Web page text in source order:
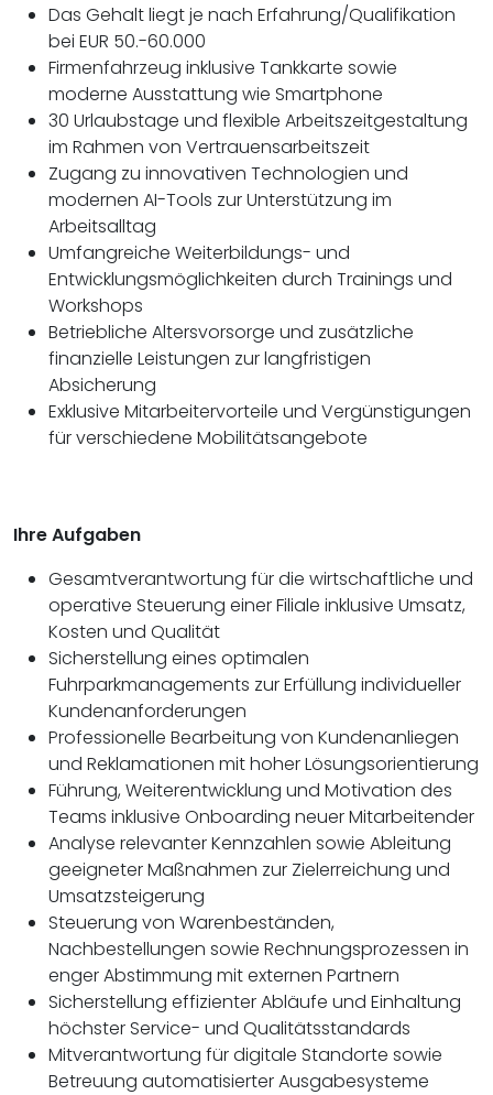
Das Gehalt liegt je nach Erfahrung/Qualifikation
bei EUR 50.-60.000
Firmenfahrzeug inklusive Tankkarte sowie
moderne Ausstattung wie Smartphone
30 Urlaubstage und flexible Arbeitszeitgestaltung
im Rahmen von Vertrauensarbeitszeit
Zugang zu innovativen Technologien und
modernen AI-Tools zur Unterstützung im
Arbeitsalltag
Umfangreiche Weiterbildungs- und
Entwicklungsmöglichkeiten durch Trainings und
Workshops
Betriebliche Altersvorsorge und zusätzliche
finanzielle Leistungen zur langfristigen
Absicherung
Exklusive Mitarbeitervorteile und Vergünstigungen
für verschiedene Mobilitätsangebote
Ihre Aufgaben
Gesamtverantwortung für die wirtschaftliche und
operative Steuerung einer Filiale inklusive Umsatz,
Kosten und Qualität
Sicherstellung eines optimalen
Fuhrparkmanagements zur Erfüllung individueller
Kundenanforderungen
Professionelle Bearbeitung von Kundenanliegen
und Reklamationen mit hoher Lösungsorientierung
Führung, Weiterentwicklung und Motivation des
Teams inklusive Onboarding neuer Mitarbeitender
Analyse relevanter Kennzahlen sowie Ableitung
geeigneter Maßnahmen zur Zielerreichung und
Umsatzsteigerung
Steuerung von Warenbeständen,
Nachbestellungen sowie Rechnungsprozessen in
enger Abstimmung mit externen Partnern
Sicherstellung effizienter Abläufe und Einhaltung
höchster Service- und Qualitätsstandards
Mitverantwortung für digitale Standorte sowie
Betreuung automatisierter Ausgabesysteme